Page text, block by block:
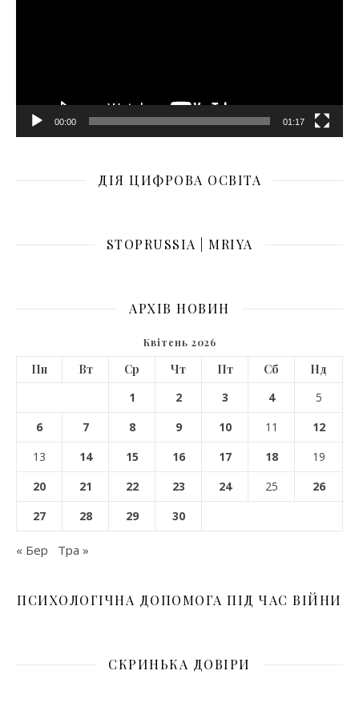
00:00 01:17
ДІЯ ЦИФРОВА ОСВІТА
STOPRUSSIA | MRIYA
АРХІВ НОВИН
Квітень 2026
Пн Вт Ср Чт Пт Сб
Нд
1
2 3 4
5
6
7 8 9 10 11
12
13
14 15 16 17 18
19
20
21 22 23 24 25
26
27
28 29 30
« Бер Тра »
ПСИХОЛОГІЧНА ДОПОМОГА ПІД ЧАС ВІЙНИ
СКРИНЬКА ДОВІРИ